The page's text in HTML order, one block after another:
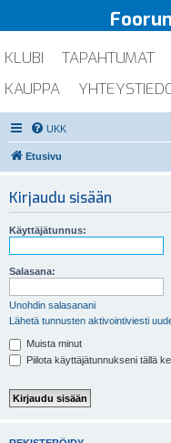
KLUBI TAPAHTUMAT
KAUPPA
UKK
Etusivu
Kirjaudu sisään
Käyttäjätunnus:
Salasana:
Unohdin salasanani
Lähetä tunnusten aktivointiviesti
Muista minut
Piilota käyttäjätunnukseni tällä